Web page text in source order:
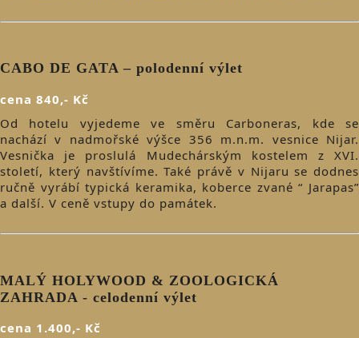
CABO DE GATA – polodenní výlet
cena 840,- Kč
Od hotelu vyjedeme ve směru Carboneras, kde se
nachází v nadmořské výšce 356 m.n.m. vesnice Nijar.
Vesnička je proslulá Mudechárským kostelem z XVI.
století, který navštívíme. Také právě v Nijaru se dodnes
ručně vyrábí typická keramika, koberce zvané “ Jarapas”
a další. V ceně vstupy do památek.
MALÝ HOLYWOOD & ZOOLOGICKÁ
ZAHRADA - celodenní výlet
cena 1.400,- Kč